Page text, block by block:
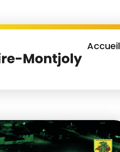
Accueil